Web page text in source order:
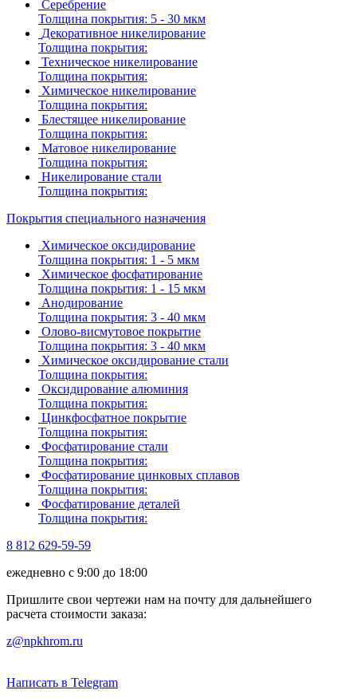
Серебрение
Толщина покрытия: 5 - 30 мкм
Декоративное никелирование
Толщина покрытия:
Техническое никелирование
Толщина покрытия:
Химическое никелирование
Толщина покрытия:
Блестящее никелирование
Толщина покрытия:
Матовое никелирование
Толщина покрытия:
Никелирование стали
Толщина покрытия:
Покрытия специального назначения
Химическое оксидирование
Толщина покрытия: 1 - 5 мкм
Химическое фосфатирование
Толщина покрытия: 1 - 15 мкм
Анодирование
Толщина покрытия: 3 - 40 мкм
Олово-висмутовое покрытие
Толщина покрытия: 3 - 40 мкм
Химическое оксидирование стали
Толщина покрытия:
Оксидирование алюминия
Толщина покрытия:
Цинкфосфатное покрытие
Толщина покрытия:
Фосфатирование стали
Толщина покрытия:
Фосфатирование цинковых сплавов
Толщина покрытия:
Фосфатирование деталей
Толщина покрытия:
8 812 629-59-59
ежедневно с 9:00 до 18:00
Пришлите свои чертежи нам на почту для дальнейшего
расчета стоимости заказа:
z@npkhrom.ru
Написать в Telegram